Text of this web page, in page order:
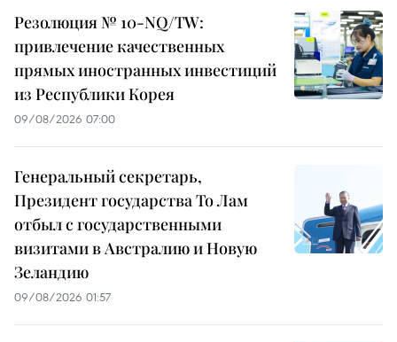
Резолюция № 10-NQ/TW:
привлечение качественных
прямых иностранных инвестиций
из Республики Корея
09/08/2026 07:00
Генеральный секретарь,
Президент государства То Лам
отбыл с государственными
визитами в Австралию и Новую
Зеландию
09/08/2026 01:57